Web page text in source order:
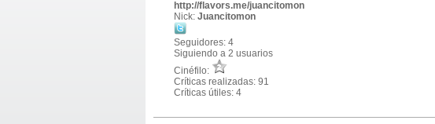
http://flavors.me/juancitomon
Nick: Juancitomon
Seguidores: 4
Siguiendo a 2 usuarios
Cinéfilo:
Críticas realizadas: 91
Críticas útiles: 4